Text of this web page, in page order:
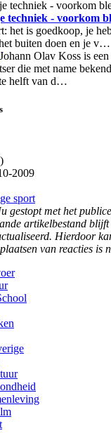
techniek - voorkom
het is goedkoop, je
buiten doen en je v…
Johann Olav Koss is
die met name
helft van d…
2009
sport
gestopt met het
artikelbestand
Hierdoor
van reacties is